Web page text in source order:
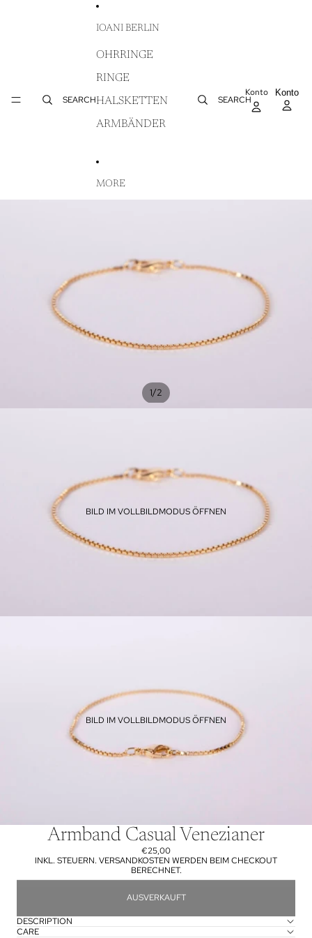
SEARCH
IOANI BERLIN
OHRRINGE
RINGE
HALSKETTEN
ARMBÄNDER
MORE
SEARCH
Konto Konto
ZU PRODUKTINFORMATIONEN SPRINGEN
1/2
BILD IM VOLLBILDMODUS ÖFFNEN
BILD IM VOLLBILDMODUS ÖFFNEN
Armband Casual Venezianer
€25,00
INKL. STEUERN. VERSANDKOSTEN WERDEN BEIM CHECKOUT
BERECHNET.
AUSVERKAUFT
DESCRIPTION
CARE